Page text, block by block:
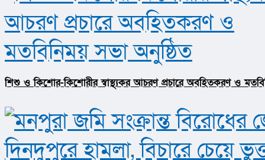
শিশু ও কিশোর-কিশোরীর স্বাস্থ্যকর আচরণ প্রচারে অবহিতকরণ ও